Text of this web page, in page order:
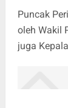
Puncak
oleh Wakil
juga